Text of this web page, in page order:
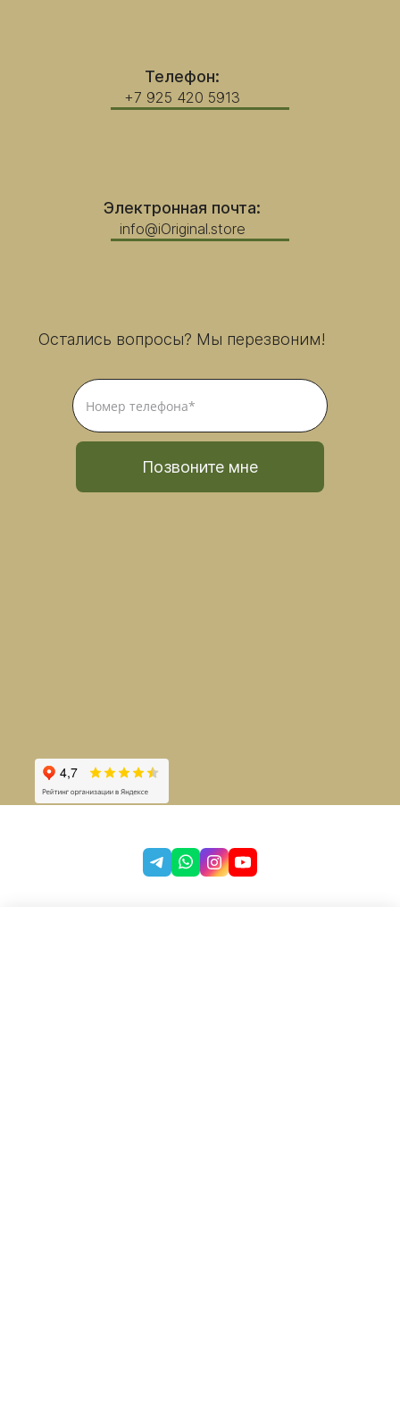
Телефон:
+7 925 420 5913
Электронная почта:
info@iOriginal.store
Остались вопросы? Мы перезвоним!
Позвоните мне